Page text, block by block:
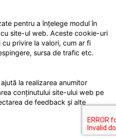
pentru a înțelege modul în
site-ul web. Aceste cookie-uri
privire la valori, cum ar fi
sursa de trafic etc.
la realizarea anumitor
conținutului site-ului web pe
de feedback și alte